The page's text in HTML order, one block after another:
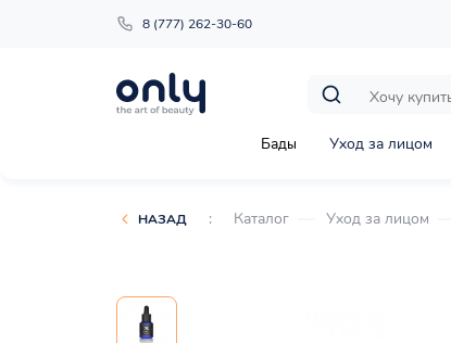
8 (777) 262-30-60
Бады Уход за лицом
НАЗАД : Каталог Уход за лицом